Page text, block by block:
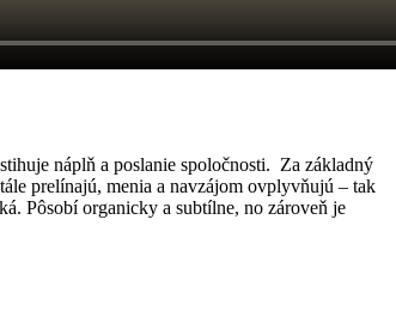
náplň a poslanie spoločnosti. Za základný
prelínajú, menia a navzájom ovplyvňujú – tak
Pôsobí organicky a subtílne, no zároveň je